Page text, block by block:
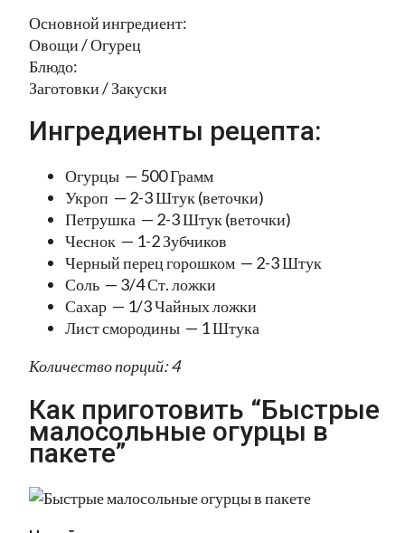
Основной ингредиент:
Овощи / Огурец
Блюдо:
Заготовки / Закуски
Ингредиенты рецепта:
Огурцы — 500 Грамм
Укроп — 2-3 Штук (веточки)
Петрушка — 2-3 Штук (веточки)
Чеснок — 1-2 Зубчиков
Черный перец горошком — 2-3 Штук
Соль — 3/4 Ст. ложки
Сахар — 1/3 Чайных ложки
Лист смородины — 1 Штука
Количество порций: 4
Как приготовить “Быстрые
малосольные огурцы в
пакете”